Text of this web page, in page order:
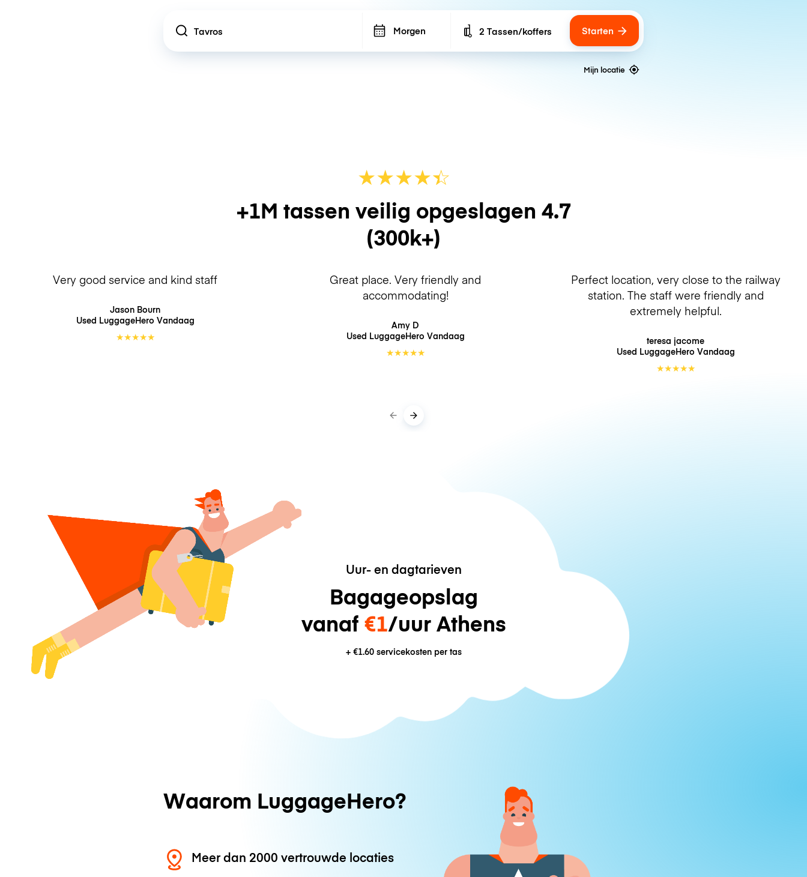
Location Morgen Number of bags
2 Tassen/koffers Starten
Mijn locatie
★★★★☆
★
+1M tassen veilig opgeslagen 4.7
(300k+)
Very good service and kind staff
Jason Bourn
Used LuggageHero Vandaag
★★★★★
Great place. Very friendly and
accommodating!
Amy D
Used LuggageHero Vandaag
★★★★★
Perfect location, very close to the railway
station. The staff were friendly and
extremely helpful.
teresa jacome
Used LuggageHero Vandaag
★★★★★
Uur- en dagtarieven
Bagageopslag
vanaf €1/uur Athens
+ €1.60servicekosten per tas
Waarom LuggageHero?
Meer dan 2000 vertrouwde locaties